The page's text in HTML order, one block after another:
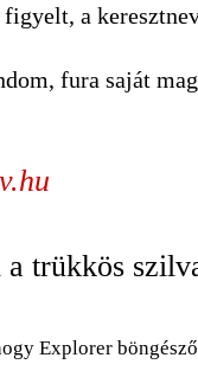
a
fura saját
a trükkös
Explorer